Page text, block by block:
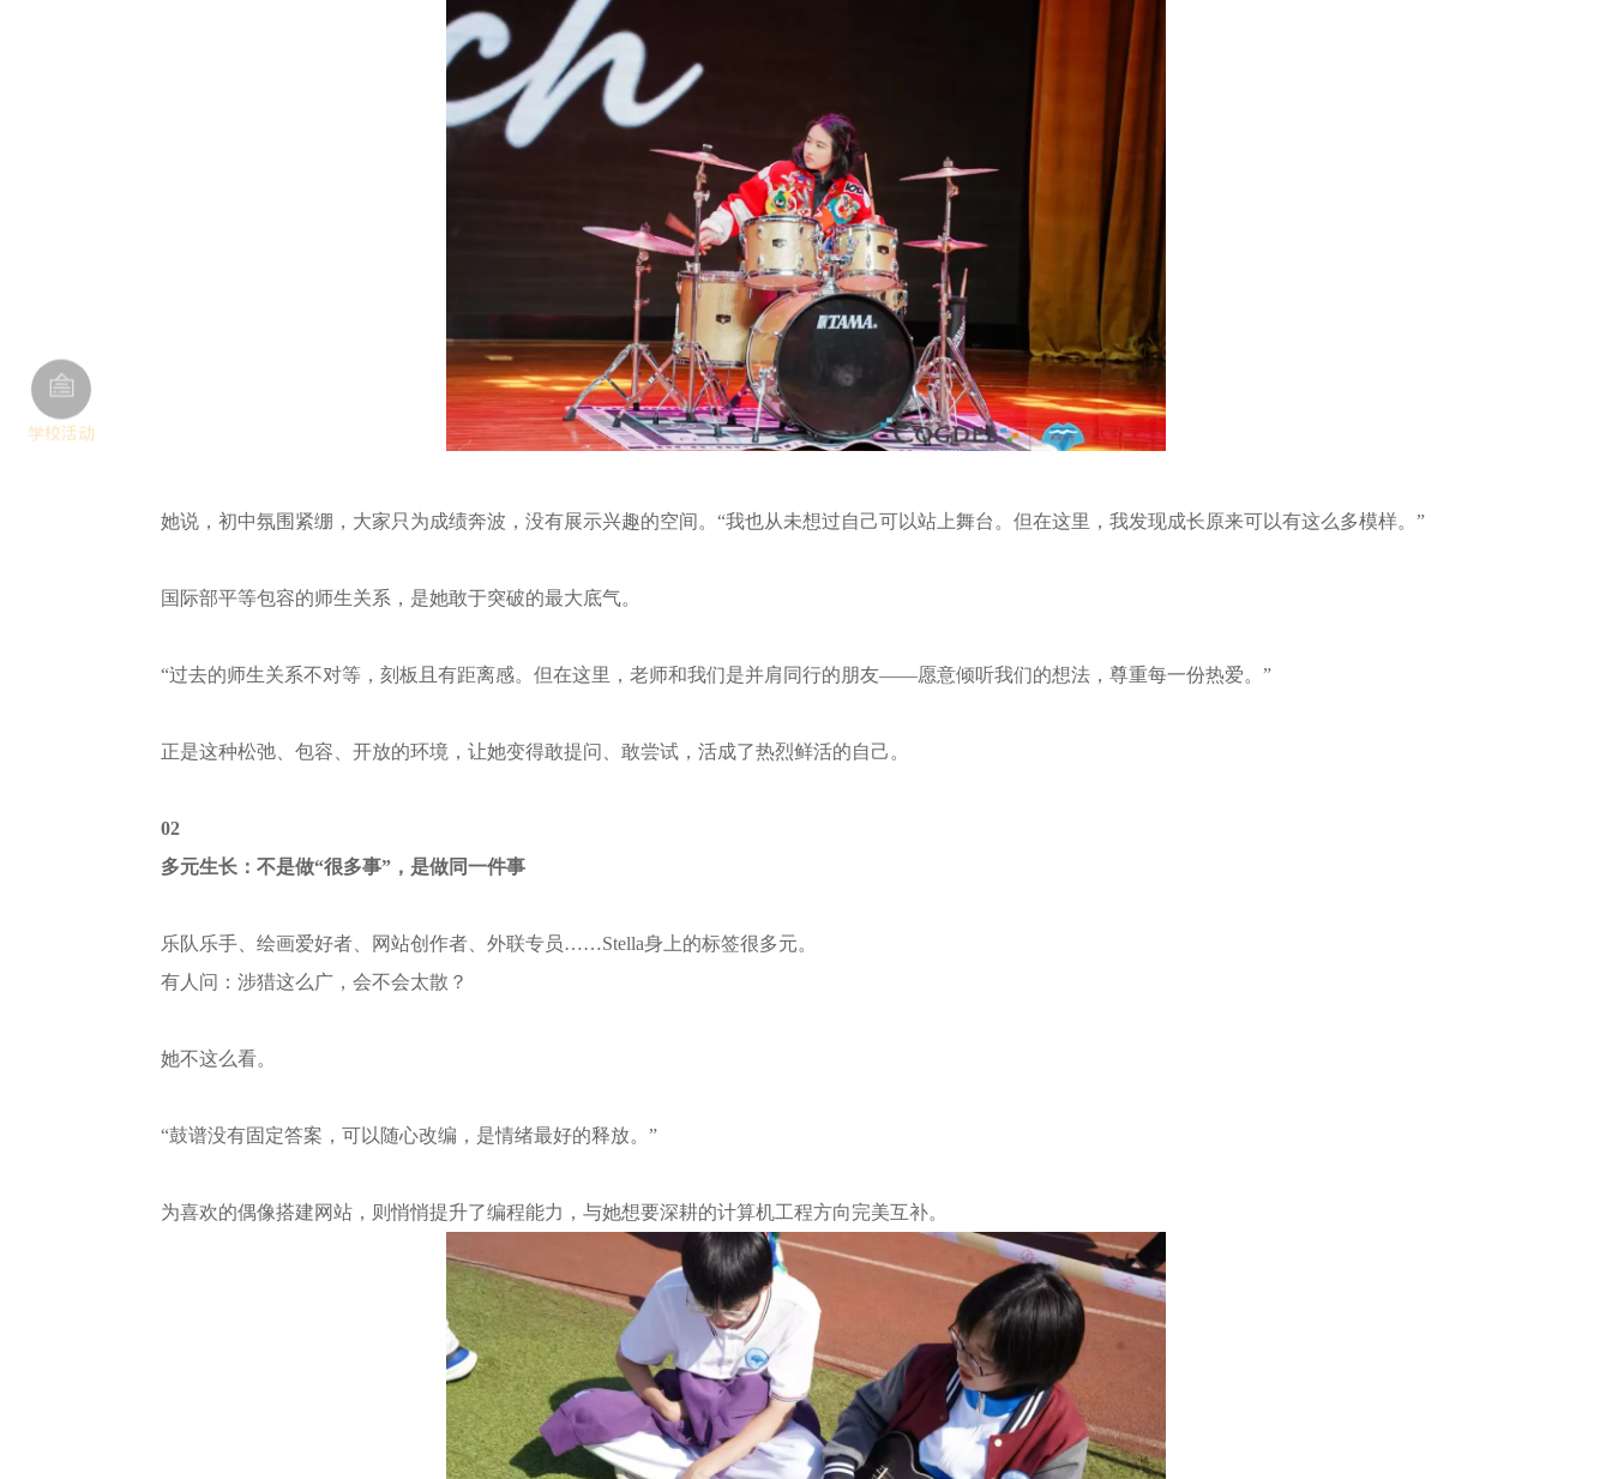
她说，初中氛围紧绷，大家只为成绩奔波，没有展示兴趣的空间。“我也从未想过自己可以站上舞台。但在这里，我发现成长原来可以有这么多模样。”
国际部平等包容的师生关系，是她敢于突破的最大底气。
“过去的师生关系不对等，刻板且有距离感。但在这里，老师和我们是并肩同行的朋友——愿意倾听我们的想法，尊重每一份热爱。”
正是这种松弛、包容、开放的环境，让她变得敢提问、敢尝试，活成了热烈鲜活的自己。
02
多元生长：不是做“很多事”，是做同一件事
乐队乐手、绘画爱好者、网站创作者、外联专员……Stella身上的标签很多元。
有人问：涉猎这么广，会不会太散？
她不这么看。
“鼓谱没有固定答案，可以随心改编，是情绪最好的释放。”
为喜欢的偶像搭建网站，则悄悄提升了编程能力，与她想要深耕的计算机工程方向完美互补。
学校活动